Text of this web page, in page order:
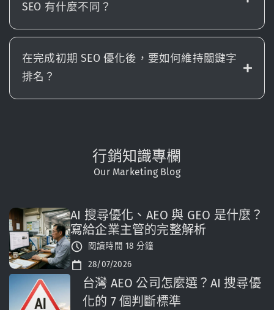
SEO 有什麼不同？
在完成初期 SEO 優化後，要如何維持關鍵字
排名？
行銷知識專欄
Our Marketing Blog
AI 搜尋優化、AEO 與 GEO 是什麼？
寫給企業主管的完整解析
閱讀時間 18 分鐘
28/07/2026
台灣 AEO 公司怎麼選？AI 搜尋優
化的 7 個判斷標準